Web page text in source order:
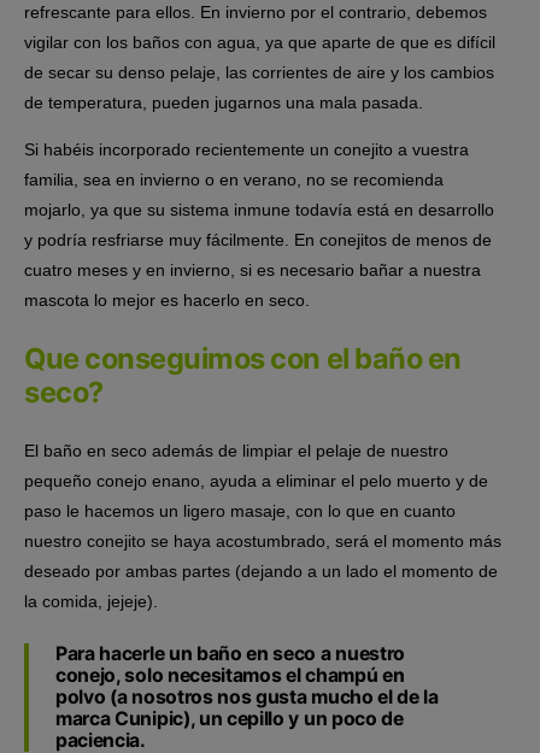
refrescante para ellos. En invierno por el contrario, debemos
vigilar con los baños con agua, ya que aparte de que es difícil
de secar su denso pelaje, las corrientes de aire y los cambios
de temperatura, pueden jugarnos una mala pasada.
Si habéis incorporado recientemente un conejito a vuestra
familia, sea en invierno o en verano, no se recomienda
mojarlo, ya que su sistema inmune todavía está en desarrollo
y podría resfriarse muy fácilmente. En conejitos de menos de
cuatro meses y en invierno, si es necesario bañar a nuestra
mascota lo mejor es hacerlo en seco.
Que conseguimos con el baño en
seco?
El baño en seco además de limpiar el pelaje de nuestro
pequeño conejo enano, ayuda a eliminar el pelo muerto y de
paso le hacemos un ligero masaje, con lo que en cuanto
nuestro conejito se haya acostumbrado, será el momento más
deseado por ambas partes (dejando a un lado el momento de
la comida, jejeje).
Para hacerle un baño en seco a nuestro
conejo, solo necesitamos el champú en
polvo (a nosotros nos gusta mucho el de la
marca Cunipic), un cepillo y un poco de
paciencia.